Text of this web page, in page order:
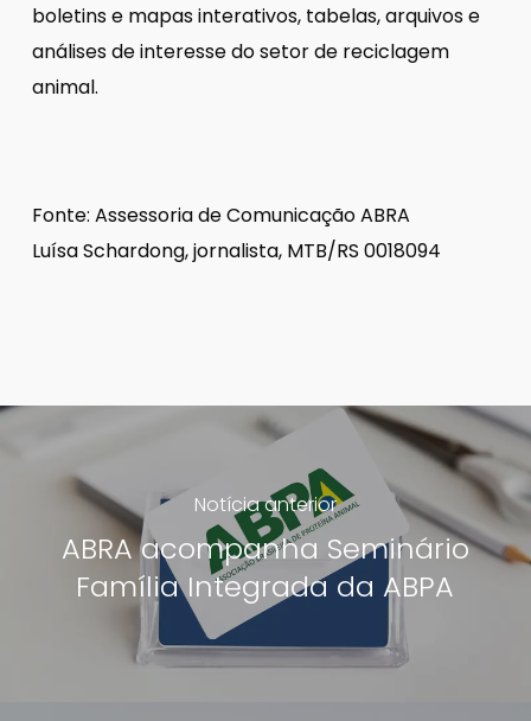
boletins e mapas interativos, tabelas, arquivos e
análises de interesse do setor de reciclagem
animal.
Fonte: Assessoria de Comunicação ABRA
Luísa Schardong, jornalista, MTB/RS 0018094
Notícia anterior
ABRA acompanha Seminário
Família Integrada da ABPA